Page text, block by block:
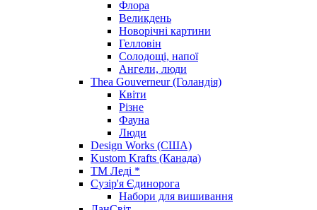
Флора
Великдень
Новорічні картини
Гелловін
Солодощі, напої
Ангели, люди
Thea Gouverneur (Голандія)
Квіти
Різне
Фауна
Люди
Design Works (США)
Kustom Krafts (Канада)
ТМ Леді *
Сузір'я Єдинорога
Набори для вишивання